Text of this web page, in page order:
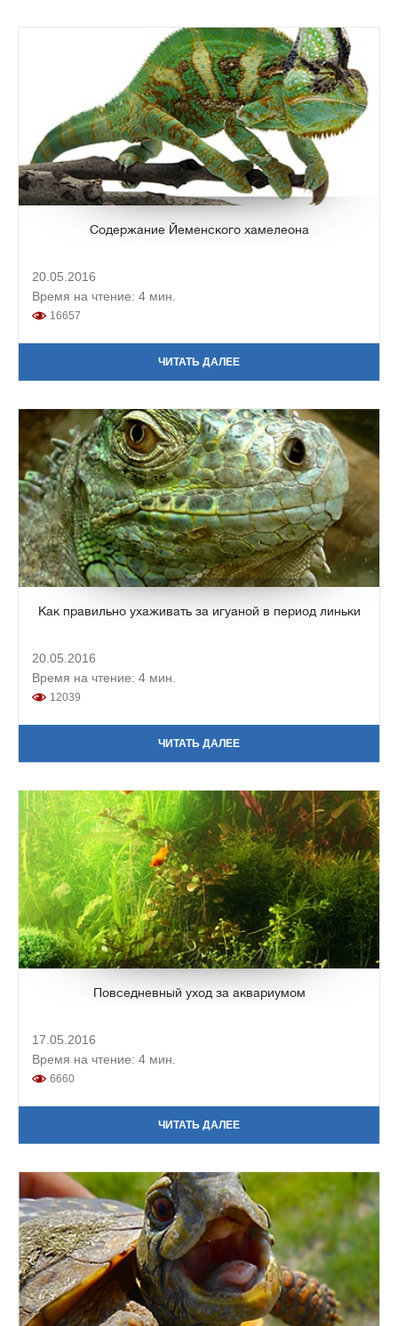
Содержание Йеменского хамелеона
20.05.2016
Время на чтение: 4 мин.
16657
ЧИТАТЬ ДАЛЕЕ
Как правильно ухаживать за игуаной в период линьки
20.05.2016
Время на чтение: 4 мин.
12039
ЧИТАТЬ ДАЛЕЕ
Повседневный уход за аквариумом
17.05.2016
Время на чтение: 4 мин.
6660
ЧИТАТЬ ДАЛЕЕ